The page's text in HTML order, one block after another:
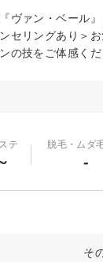
ヴァン・ベー
セリングあり＞
の技をご体感くだ
テ 脱毛・ムダ
-
そ